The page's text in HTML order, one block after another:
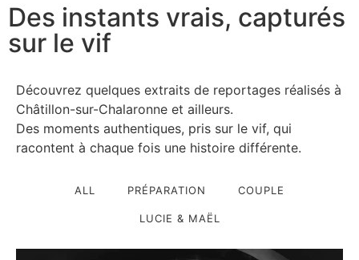
Des instants vrais, capturés
sur le vif
Découvrez quelques extraits de reportages réalisés à
Châtillon-sur-Chalaronne et ailleurs.
Des moments authentiques, pris sur le vif, qui
racontent à chaque fois une histoire différente.
ALL PRÉPARATION COUPLE
LUCIE & MAËL